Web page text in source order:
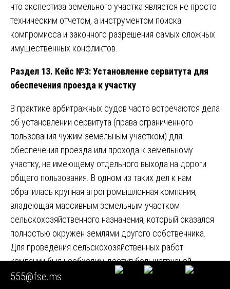
что экспертиза земельного участка является не просто
техническим отчетом, а инструментом поиска
компромисса и законного разрешения самых сложных
имущественных конфликтов.
Раздел 13. Кейс №3: Установление сервитута для
обеспечения проезда к участку
В практике арбитражных судов часто встречаются дела
об установлении сервитута (права ограниченного
пользования чужим земельным участком) для
обеспечения проезда или прохода к земельному
участку, не имеющему отдельного выхода на дороги
общего пользования. В одном из таких дел к нам
обратилась крупная агропромышленная компания,
владеющая массивным земельным участком
сельскохозяйственного назначения, который оказался
полностью окружен землями другого собственника.
Для проведения сельскохозяйственных работ
компании был необходим доступ большегрузной
техники, который собственник соседнего участка
555@fse.ms